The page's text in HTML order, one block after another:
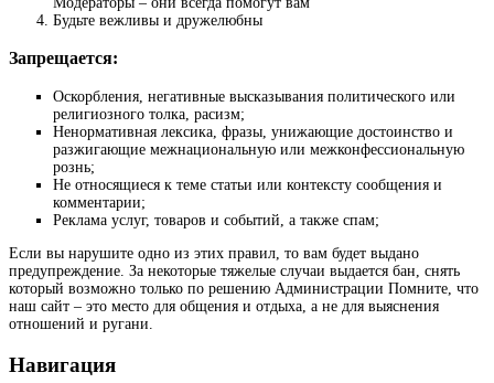
Будьте вежливы и дружелюбны
Запрещается:
Оскорбления, негативные высказывания политического или
религиозного толка, расизм;
Ненормативная лексика, фразы, унижающие достоинство и
разжигающие межнациональную или межконфессиональную
рознь;
Не относящиеся к теме статьи или контексту сообщения и
комментарии;
Реклама услуг, товаров и событий, а также спам;
Если вы нарушите одно из этих правил, то вам будет выдано
предупреждение. За некоторые тяжелые случаи выдается бан, снять
который возможно только по решению Администрации Помните, что
наш сайт – это место для общения и отдыха, а не для выяснения
отношений и ругани.
Навигация